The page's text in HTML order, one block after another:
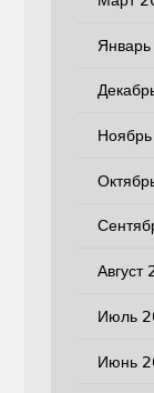
Август
Июль
Июнь